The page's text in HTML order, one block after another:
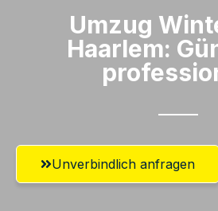
Umzug
Haarlem:
Unverbindlich anfragen